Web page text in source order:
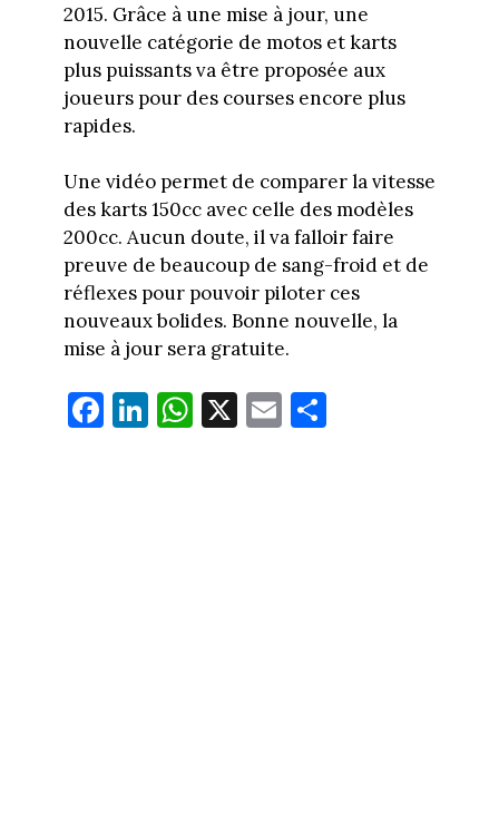
2015. Grâce à une mise à jour, une
nouvelle catégorie de motos et karts
plus puissants va être proposée aux
joueurs pour des courses encore plus
rapides.
Une vidéo permet de comparer la vitesse
des karts 150cc avec celle des modèles
200cc. Aucun doute, il va falloir faire
preuve de beaucoup de sang-froid et de
réflexes pour pouvoir piloter ces
nouveaux bolides. Bonne nouvelle, la
mise à jour sera gratuite.
Fa
ce
Li
nk
W
ha
X E
m
Pa